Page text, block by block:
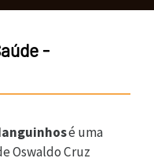
-
é uma
Oswaldo Cruz